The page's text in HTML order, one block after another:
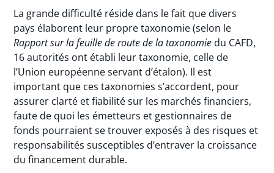
La grande difficulté réside dans le fait que divers
pays élaborent leur propre taxonomie (selon le
Rapport sur la feuille de route de la taxonomie du CAFD,
16 autorités ont établi leur taxonomie, celle de
l’Union européenne servant d’étalon). Il est
important que ces taxonomies s’accordent, pour
assurer clarté et fiabilité sur les marchés financiers,
faute de quoi les émetteurs et gestionnaires de
fonds pourraient se trouver exposés à des risques et
responsabilités susceptibles d’entraver la croissance
du financement durable.